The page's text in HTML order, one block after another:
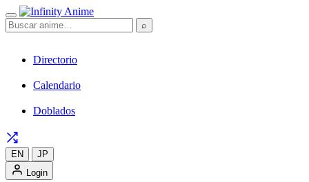
⌕
Directorio
Calendario
Doblados
EN
JP
Login